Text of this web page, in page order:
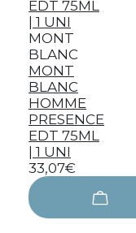
MONT
BLANC
MONT
BLANC
HOMME
PRESENCE
EDT 75ML
| 1 UNI
33,07€